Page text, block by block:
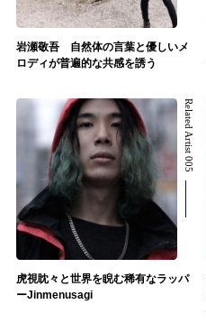
岩瀬敬吾 自然体の言葉と優しいメ
ロディが普遍的な共感を誘う
Related Artist 005
虎視眈々と世界を睨む稀有なラッパ
ーJinmenusagi